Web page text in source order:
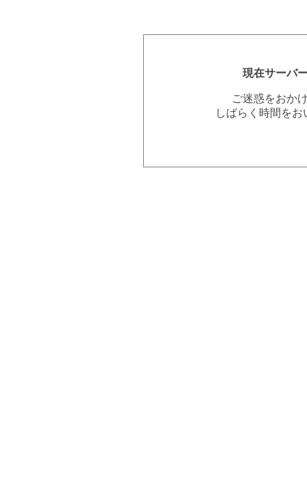
現在サーバ
ご迷惑をおか
しばらく時間を